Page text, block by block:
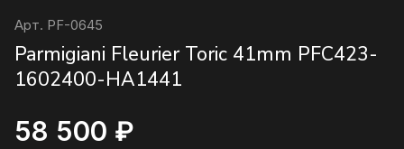
Арт. PF-0645
Parmigiani Fleurier Toric 41mm PFC423-
1602400-HA1441
58 500 ₽